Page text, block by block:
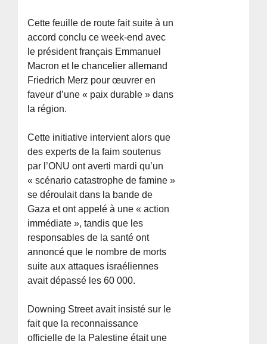
Cette feuille de route fait suite à un
accord conclu ce week-end avec
le président français Emmanuel
Macron et le chancelier allemand
Friedrich Merz pour œuvrer en
faveur d’une « paix durable » dans
la région.
Cette initiative intervient alors que
des experts de la faim soutenus
par l’ONU ont averti mardi qu’un
« scénario catastrophe de famine »
se déroulait dans la bande de
Gaza et ont appelé à une « action
immédiate », tandis que les
responsables de la santé ont
annoncé que le nombre de morts
suite aux attaques israéliennes
avait dépassé les 60 000.
Downing Street avait insisté sur le
fait que la reconnaissance
officielle de la Palestine était une